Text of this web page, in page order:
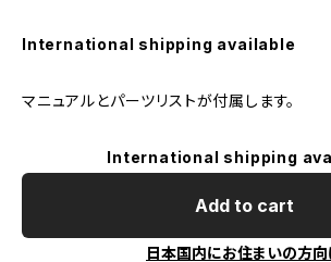
International shipping available
マニュアルとパーツリストが付属します。
International shipping
Add to cart
日本国内にお住まいの方向